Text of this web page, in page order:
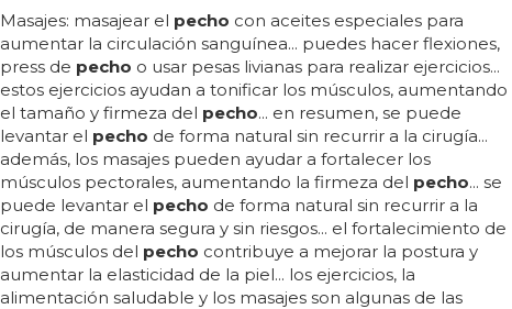
Masajes: masajear el pecho con aceites especiales para
aumentar la circulación sanguínea... puedes hacer flexiones,
press de pecho o usar pesas livianas para realizar ejercicios...
estos ejercicios ayudan a tonificar los músculos, aumentando
el tamaño y firmeza del pecho... en resumen, se puede
levantar el pecho de forma natural sin recurrir a la cirugía...
además, los masajes pueden ayudar a fortalecer los
músculos pectorales, aumentando la firmeza del pecho... se
puede levantar el pecho de forma natural sin recurrir a la
cirugía, de manera segura y sin riesgos... el fortalecimiento de
los músculos del pecho contribuye a mejorar la postura y
aumentar la elasticidad de la piel... los ejercicios, la
alimentación saludable y los masajes son algunas de las